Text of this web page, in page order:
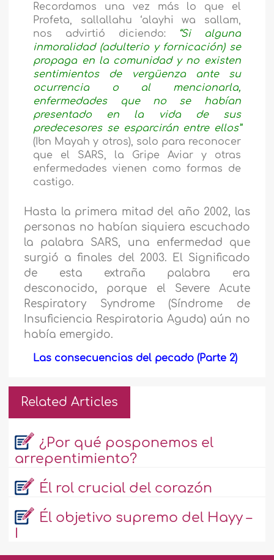
Recordamos una vez más lo que el
Profeta, sallallahu ‘alayhi wa sallam,
nos advirtió diciendo:
“Si alguna
inmoralidad (adulterio y fornicación) se
propaga en la comunidad y no existen
sentimientos de vergüenza ante su
ocurrencia o al mencionarla,
enfermedades que no se habían
presentado en la vida de sus
predecesores se esparcirán entre ellos”
(Ibn Mayah y otros), solo para reconocer
que el SARS, la Gripe Aviar y otras
enfermedades vienen como formas de
castigo.
Hasta la primera mitad del año 2002, las
personas no habían siquiera escuchado
la palabra SARS, una enfermedad que
surgió a finales del 2003. El Significado
de esta extraña palabra era
desconocido, porque el Severe Acute
Respiratory Syndrome (Síndrome de
Insuficiencia Respiratoria Aguda) aún no
había emergido.
Las consecuencias del pecado (Parte 2)
Related Articles
¿Por qué posponemos el
arrepentimiento?
Él rol crucial del corazón
Él objetivo supremo del Hayy –
I